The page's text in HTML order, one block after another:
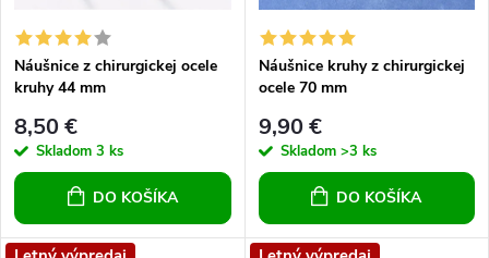
e
p
r
o
p
r
o
d
Náušnice z chirurgickej ocele
kruhy 44 mm
8,50 €
Skladom 3 ks
DO KOŠÍKA
Náušnice kruhy z chirurgickej
ocele 70 mm
9,90 €
Skladom >3 ks
DO KOŠÍKA